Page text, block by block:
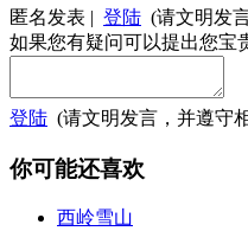
匿名发表 | 登陆 (请文明发
如果您有疑问可以提出您宝
登陆 (请文明发言，并遵守
你可能还喜欢
西岭雪山